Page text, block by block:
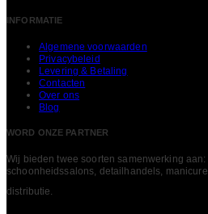
INFORMATIE
Algemene voorwaarden
Privacybeleid
Levering & Betaling
Contacten
Over ons
Blog
WORD ONZE PARTNER
Wij bieden twee soorten samenwerking
schoonheidssalons, detailhandels,
distributie.